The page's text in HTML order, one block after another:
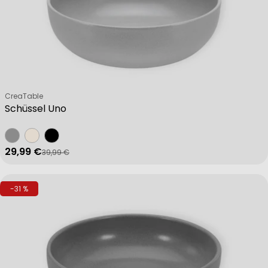
Schüssel Uno
Verkäufer:
CreaTable
Verkaufspreis
29,99 €
Regulärer Preis
39,99 €
-31 %